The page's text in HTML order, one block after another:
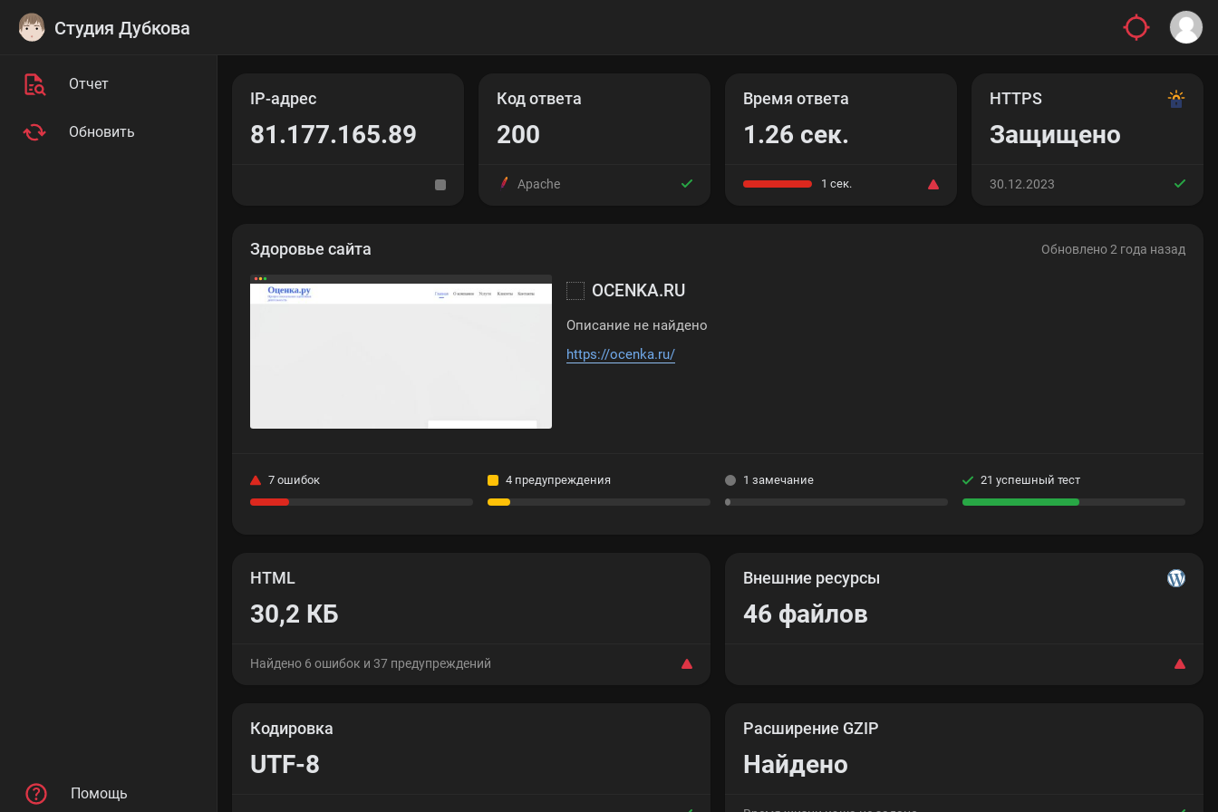
Студия Дубкова
Отчет
Обновить
Помощь
IP-адрес
81.177.165.89
Код ответа
200
Apache
Время ответа
1.26 сек.
1 сек.
HTTPS
Защищено
30.12.2023
Здоровье сайта Обновлено 2 года назад
OCENKA.RU
Описание не найдено
https://ocenka.ru/
7 ошибок 4 предупреждения 1 замечание 21 успешный тест
HTML
30,2 КБ
Найдено 6 ошибок и 37 предупреждений
Внешние ресурсы
46 файлов
Кодировка
UTF-8
Расширение GZIP
Найдено